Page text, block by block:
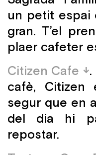
un petit espai
gran. T’el
plaer cafeter
Citizen Cafe
cafè, Citizen
segur que en
del dia hi
repostar.